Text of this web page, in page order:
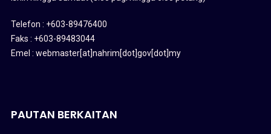
Telefon : +603-89476400
Faks : +603-89483044
Emel : webmaster[at]nahrim[dot]gov[dot]my
PAUTAN BERKAITAN